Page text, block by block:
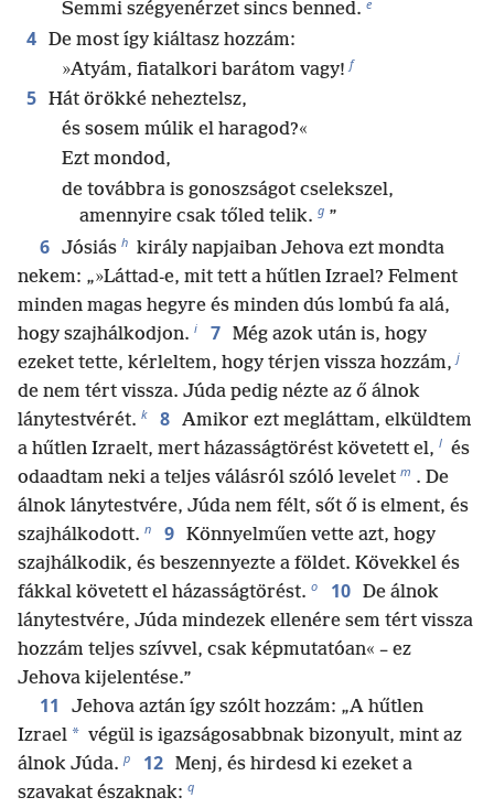
Semmi szégyenérzet sincs benned. e
4 De most így kiáltasz hozzám:
»Atyám, fiatalkori barátom vagy! f
5 Hát örökké neheztelsz,
és sosem múlik el haragod?«
Ezt mondod,
de továbbra is gonoszságot cselekszel,
amennyire csak tőled telik. g ”
6 Jósiás h király napjaiban Jehova ezt mondta
nekem: „»Láttad-e, mit tett a hűtlen Izrael? Felment
minden magas hegyre és minden dús lombú fa alá,
hogy szajhálkodjon. i 7 Még azok után is, hogy
ezeket tette, kérleltem, hogy térjen vissza hozzám, j
de nem tért vissza. Júda pedig nézte az ő álnok
lánytestvérét. k 8 Amikor ezt megláttam, elküldtem
a hűtlen Izraelt, mert házasságtörést követett el, l és
odaadtam neki a teljes válásról szóló levelet m . De
álnok lánytestvére, Júda nem félt, sőt ő is elment, és
szajhálkodott. n 9 Könnyelműen vette azt, hogy
szajhálkodik, és beszennyezte a földet. Kövekkel és
fákkal követett el házasságtörést. o 10 De álnok
lánytestvére, Júda mindezek ellenére sem tért vissza
hozzám teljes szívvel, csak képmutatóan« – ez
Jehova kijelentése.”
11
Jehova aztán így szólt hozzám: „A hűtlen
Izrael * végül is igazságosabbnak bizonyult, mint az
álnok Júda. p 12 Menj, és hirdesd ki ezeket a
szavakat északnak: q